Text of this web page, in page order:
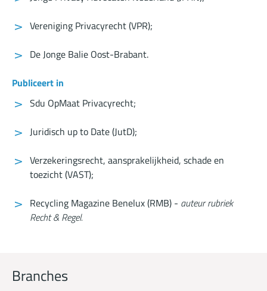
Vereniging Privacyrecht (VPR);
De Jonge Balie Oost-Brabant.
Publiceert in
Sdu OpMaat Privacyrecht;
Juridisch up to Date (JutD);
Verzekeringsrecht, aansprakelijkheid, schade en
toezicht (VAST);
Recycling Magazine Benelux (RMB) - auteur rubriek
Recht & Regel.
Branches